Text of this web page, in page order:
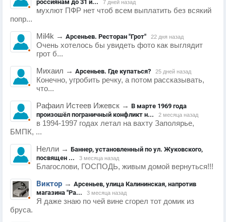
россиянам до 31 и...
7 дней назад
мухлют ПФР нет чтоб всем выплатить без всякий
попр...
Mil4k → Арсеньев. Ресторан "Грот" 22 дня назад
Очень хотелось бы увидеть фото как выглядит
грот б...
Михаил → Арсеньев. Где купаться? 25 дней назад
Конечно, угробить речку, а потом рассказывать,
что...
Рафаил Истеев Ижевск → В марте 1969 года
произошёл пограничный конфликт н...
2 месяца назад
в 1994-1997 годах летал на вахту Заполярье,
БМПК, ...
Нелли → Баннер, установленный по ул. Жуковского,
посвящен ...
3 месяца назад
Благослови, ГОСПОДЬ, живым домой вернуться!!!
Виктор → Арсеньев, улица Калининская, напротив
магазина "Ра...
3 месяца назад
Я даже знаю по чей вине сгорел тот домик из
бруса.